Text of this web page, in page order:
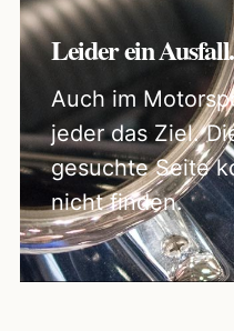
Leider ein Ausfall.
Auch im
jeder das Ziel.
gesuchte Seite
nicht finden.